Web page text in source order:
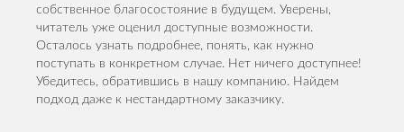
собственное благосостояние в будущем. Уверены,
читатель уже оценил доступные возможности.
Осталось узнать подробнее, понять, как нужно
поступать в конкретном случае. Нет ничего доступнее!
Убедитесь, обратившись в нашу компанию. Найдем
подход даже к нестандартному заказчику.